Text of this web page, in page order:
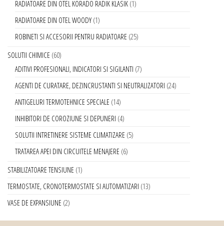
RADIATOARE DIN OTEL KORADO RADIK KLASIK 1
RADIATOARE DIN OTEL WOODY 1
ROBINETI SI ACCESORII PENTRU RADIATOARE 25
SOLUTII CHIMICE 60
ADITIVI PROFESIONALI, INDICATORI SI SIGILANTI 7
AGENTI DE CURATARE, DEZINCRUSTANTI SI NEUTRALIZATORI 24
ANTIGELURI TERMOTEHNICE SPECIALE 14
INHIBITORI DE COROZIUNE SI DEPUNERI 4
SOLUTII INTRETINERE SISTEME CLIMATIZARE 5
TRATAREA APEI DIN CIRCUITELE MENAJERE 6
STABILIZATOARE TENSIUNE 1
TERMOSTATE, CRONOTERMOSTATE SI AUTOMATIZARI 13
VASE DE EXPANSIUNE 2